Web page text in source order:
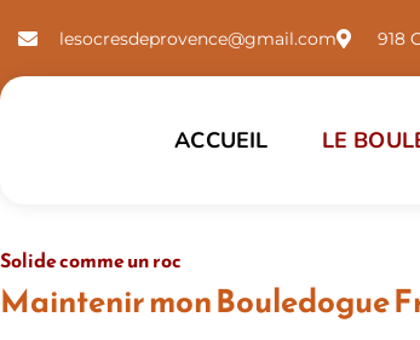
lesocresdeprovence@gmail.com 918
ACCUEIL LE
Solide comme un roc
Maintenir mon Bouledogue